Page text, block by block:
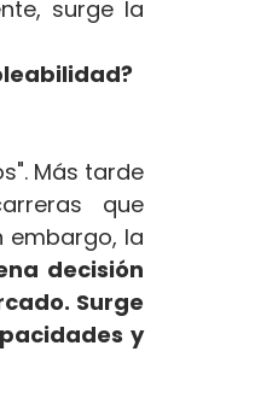
surge la
Más tarde
que
embargo, la
decisión
Surge
y